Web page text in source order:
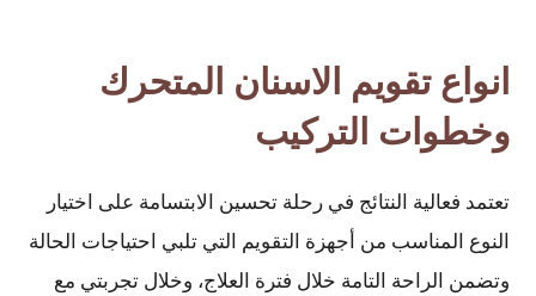
انواع تقويم الاسنان المتحرك
وخطوات التركيب
تعتمد فعالية النتائج في رحلة تحسين الابتسامة على اختيار
النوع المناسب من أجهزة التقويم التي تلبي احتياجات الحالة
وتضمن الراحة التامة خلال فترة العلاج، وخلال تجربتي مع